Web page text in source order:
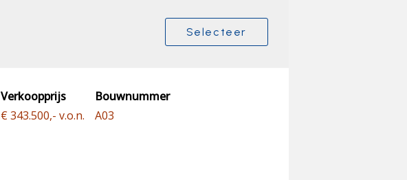
Selecteer
Verkoopprijs
€ 343.500,- v.o.n.
Bouwnummer
A03